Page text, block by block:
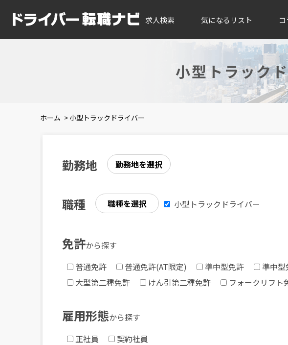
求人検索 気になるリスト
小型トラック
ホーム > 小型トラックドライバー
勤務地 勤務地を選択
職種 職種を選択 小型トラックドライバー
免許から探す
普通免許
普通免許(AT限定) 準中型免許 準中
大型第二種免許
けん引第二種免許 フォークリフト
雇用形態から探す
正社員
契約社員